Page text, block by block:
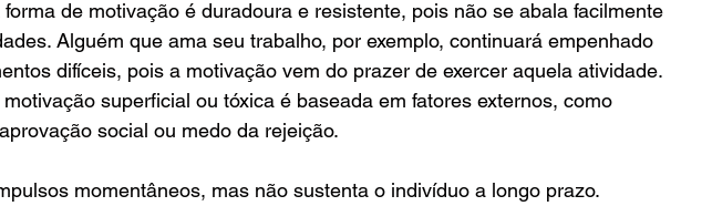
de motivação é duradoura e resistente, pois não se abala facilmente
Alguém que ama seu trabalho, por exemplo, continuará empenhado
difíceis, pois a motivação vem do prazer de exercer aquela atividade.
superficial ou tóxica é baseada em fatores externos, como
social ou medo da rejeição.
momentâneos, mas não sustenta o indivíduo a longo prazo.